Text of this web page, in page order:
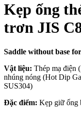
Kẹp ống
trơn JIS
Saddle without base
Vật liệu: Thép mạ điện
nhúng nóng (Hot Dip
SUS304)
Đặc điểm: Kẹp giữ ống